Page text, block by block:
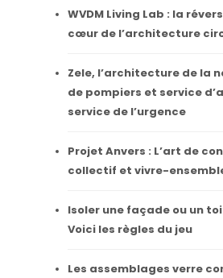
WVDM Living Lab : la
cœur de l’architecture
Zele, l’architecture de la
de pompiers et service
service de l’urgence
Projet Anvers : L’art de
collectif et vivre-
Isoler une façade ou un
Voici les règles du jeu
Les assemblages verre